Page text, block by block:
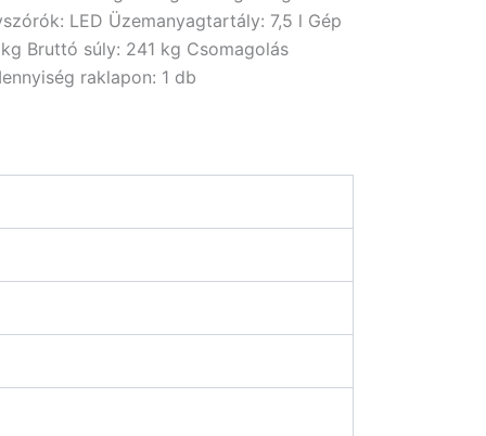
LED Üzemanyagtartály: 7,5 l Gép
Bruttó súly: 241 kg Csomagolás
raklapon: 1 db